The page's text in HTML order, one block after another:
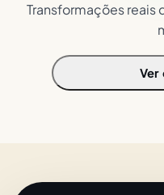
Transformações reais
Ver